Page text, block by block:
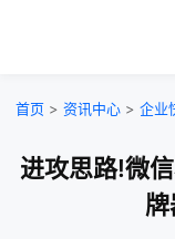
首页 > 资讯中心 > 企业
进攻思路!微